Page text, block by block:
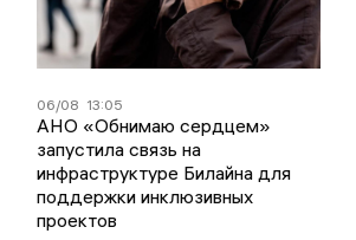
06/08 13:05
АНО «Обнимаю сердцем»
запустила связь на
инфраструктуре Билайна для
поддержки инклюзивных
проектов